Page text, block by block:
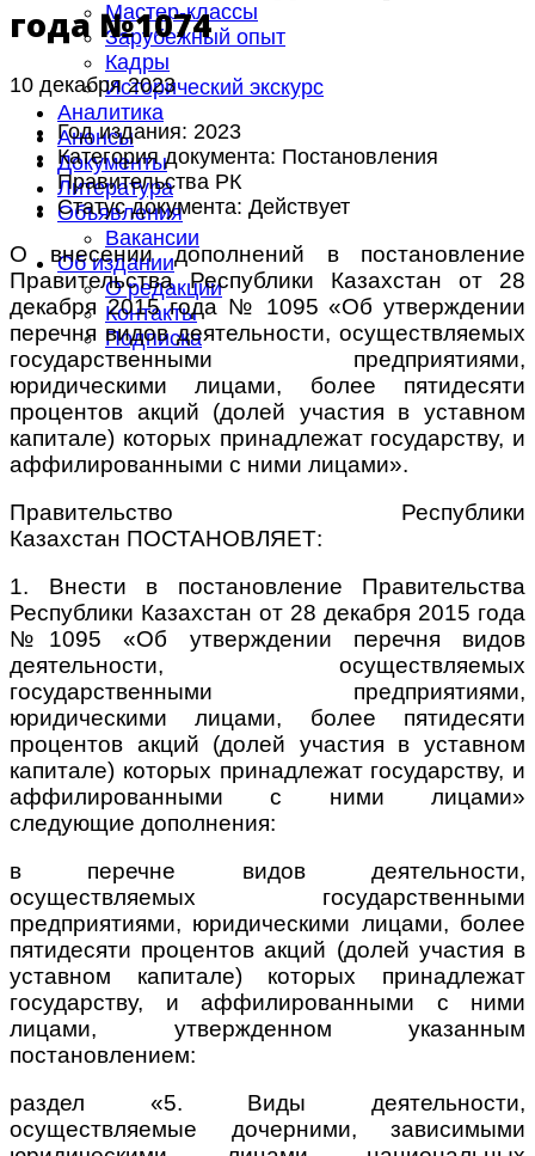
Мастер-классы
Зарубежный опыт
Кадры
Исторический экскурс
Аналитика
Анонсы
Документы
Литература
Объявления
Вакансии
Об издании
О редакции
Контакты
Подписка
года №1074
10 декабря 2023
Год издания: 2023
Категория документа: Постановления
Правительства РК
Статус документа: Действует
О внесении дополнений в постановление
Правительства Республики Казахстан от 28
декабря 2015 года № 1095 «Об утверждении
перечня видов деятельности, осуществляемых
государственными предприятиями,
юридическими лицами, более пятидесяти
процентов акций (долей участия в уставном
капитале) которых принадлежат государству, и
аффилированными с ними лицами».
Правительство Республики
Казахстан ПОСТАНОВЛЯЕТ:
1. Внести в постановление Правительства
Республики Казахстан от 28 декабря 2015 года
№1095 «Об утверждении перечня видов
деятельности, осуществляемых
государственными предприятиями,
юридическими лицами, более пятидесяти
процентов акций (долей участия в уставном
капитале) которых принадлежат государству, и
аффилированными с ними лицами»
следующие дополнения:
в перечне видов деятельности,
осуществляемых государственными
предприятиями, юридическими лицами, более
пятидесяти процентов акций (долей участия в
уставном капитале) которых принадлежат
государству, и аффилированными с ними
лицами, утвержденном указанным
постановлением:
раздел «5. Виды деятельности,
осуществляемые дочерними, зависимыми